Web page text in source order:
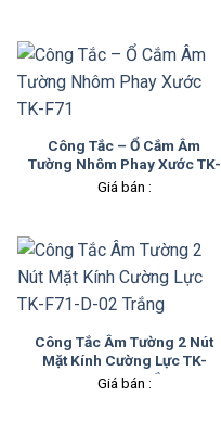
Công Tắc – Ổ Cắm Âm
Tường Nhôm Phay Xước TK-
F71
Giá bán :
Công Tắc Âm Tường 2 Nút
Mặt Kính Cường Lực TK-
F71-D-02 Trắng
Giá bán :